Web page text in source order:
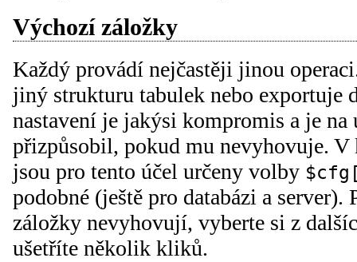
Výchozí záložky
Každý provádí nejčastěji jinou
jiný strukturu tabulek nebo exportuje
nastavení je jakýsi kompromis a je
přizpůsobil, pokud mu nevyhovuje.
jsou pro tento účel určeny volby
podobné (ještě pro databázi a
záložky nevyhovují, vyberte si z
ušetříte několik kliků.